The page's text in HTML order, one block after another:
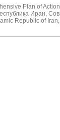
Plan of
Иран,
Republic of Iran,